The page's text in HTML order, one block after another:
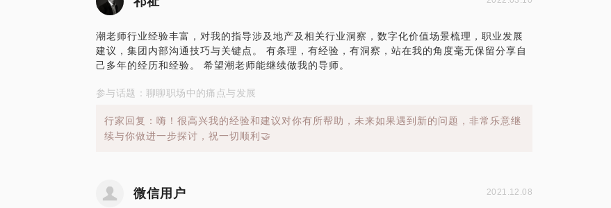
潮老师行业经验丰富，对我的指导涉及地产及相关行业洞察，数字化价值场景梳理，职业发展
建议，集团内部沟通技巧与关键点。 有条理，有经验，有洞察，站在我的角度毫无保留分享自
己多年的经历和经验。 希望潮老师能继续做我的导师。
参与话题：聊聊职场中的痛点与发展
行家回复：嗨！很高兴我的经验和建议对你有所帮助，未来如果遇到新的问题，非常乐意继
续与你做进一步探讨，祝一切顺利🤝
微信用户 2021.12.08